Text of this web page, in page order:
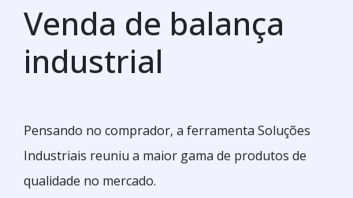
Venda de balança
industrial
Pensando no comprador, a ferramenta Soluções
Industriais reuniu a maior gama de produtos de
qualidade no mercado.